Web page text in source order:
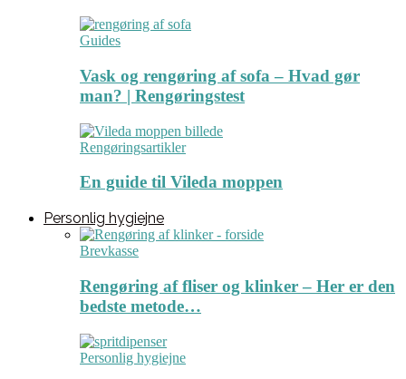
Guides
Vask og rengøring af sofa – Hvad gør
man? | Rengøringstest
Rengøringsartikler
En guide til Vileda moppen
Personlig hygiejne
Brevkasse
Rengøring af fliser og klinker – Her er den
bedste metode…
Personlig hygiejne